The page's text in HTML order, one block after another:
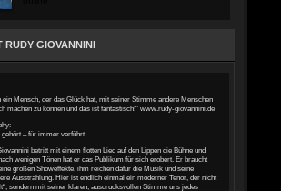
RUDY GIOVANNINI
ein Mensch, der das Glück hat, mit seiner Stimme andere Menschen
machen zu können und das ist fantastisch!" www.rudy-giovannini.de
gehört – für immer verführt
betritt mit einem flotten Lied auf den Lippen die Bühne und
wenigen Tönen hat er das Publikum für sich erobert. Er braucht
großen Showeffekte, ihm reichen dafür die Musik und seine
Ausstrahlung. Hier ist endlich einmal ein moderner Tenor, der nicht
sondern mit seiner klaren, ausdrucksvollen Stimme uns jedes